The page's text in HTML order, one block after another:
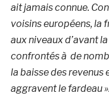
ait jamais connue.
voisins européens, la
aux niveaux d’avant
confrontés à de
la baisse des revenus
aggravent le fardeau ».